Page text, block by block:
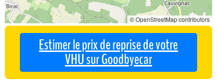
© OpenStreetMap contributors
Estimer le prix de reprise de votre
VHU sur Goodbyecar